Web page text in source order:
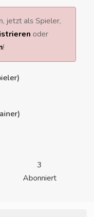
jetzt als Spieler,
oder
!
3
Abonniert